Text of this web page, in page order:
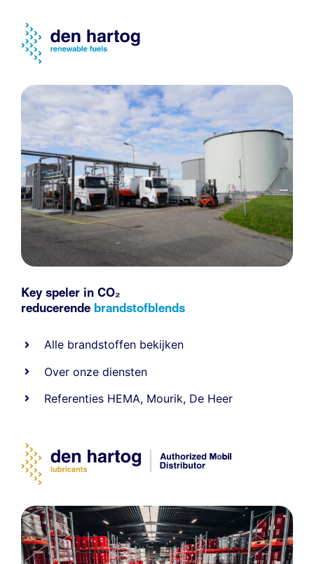
Key speler in CO₂
reducerende brandstofblends
Alle brandstoffen bekijken
Over onze diensten
Referenties HEMA, Mourik, De Heer